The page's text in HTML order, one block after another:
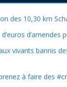
des 10,30 km
d’amendes
vivants bannis
à faire des